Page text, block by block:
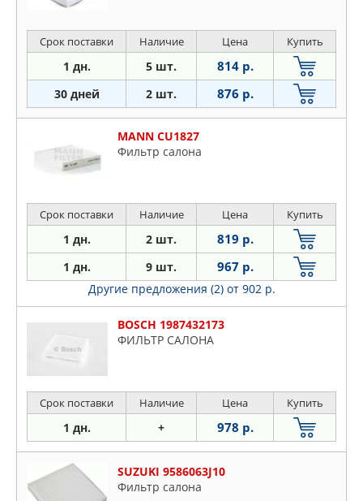
Срок поставки Наличие Цена Купить
1 дн. 5 шт. 814 р.
30 дней 2 шт. 876 р.
MANN CU1827
Фильтр салона
Срок поставки Наличие Цена Купить
1 дн. 2 шт. 819 р.
1 дн. 9 шт. 967 р.
Другие предложения (2) от 902 р.
BOSCH 1987432173
ФИЛЬТР САЛОНА
Срок поставки Наличие Цена Купить
1 дн. + 978 р.
SUZUKI 9586063J10
Фильтр салона